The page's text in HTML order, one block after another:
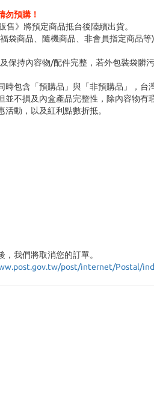
勿預購！
》將預定商品抵台後陸續出貨。
袋商品、隨機商品、非會員指定商品
持內容物/配件完整，若外包裝袋髒
包含「預購品」與「非預購品」，台
不損及內盒產品完整性，除內容物有
動，以及紅利點數折抵。
我們將取消您的訂單。
post/internet/Postal/